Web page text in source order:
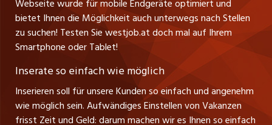
ajourjob.ch
russmedia.com
vol.at
Webseite wurde für mobile Endgeräte optimiert und
bietet Ihnen die Möglichkeit auch unterwegs nach Stellen
zu suchen! Testen Sie westjob.at doch mal auf Ihrem
Smartphone oder Tablet!
Inserate so einfach wie möglich
Inserieren soll für unsere Kunden so einfach und angenehm
wie möglich sein. Aufwändiges Einstellen von Vakanzen
frisst Zeit und Geld: darum machen wir es Ihnen so einfach